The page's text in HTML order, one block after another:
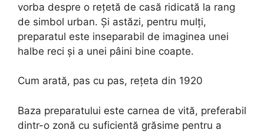
vorba despre o rețetă de casă ridicată la rang
de simbol urban. Și astăzi, pentru mulți,
preparatul este inseparabil de imaginea unei
halbe reci și a unei pâini bine coapte.
Cum arată, pas cu pas, rețeta din 1920
Baza preparatului este carnea de vită, preferabil
dintr-o zonă cu suficientă grăsime pentru a